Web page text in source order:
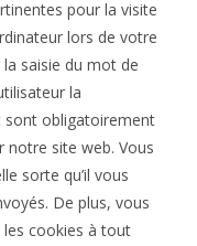
pour la visite
lors de votre
saisie du mot de
la
sont obligatoirement
notre site web. Vous
sorte qu’il vous
De plus, vous
cookies à tout